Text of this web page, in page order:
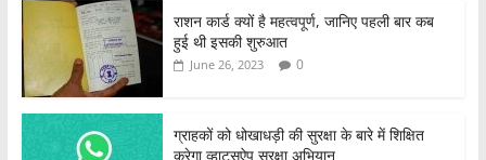
राशन कार्ड क्यों है महत्वपूर्ण, जानिए पहली बार कब
हुई थी इसकी शुरुआत
June 26, 2023 0
ग्राहकों को धोखाधड़ी की सुरक्षा के बारे में शिक्षित
करेगा व्हाट्सऐप सुरक्षा अभियान